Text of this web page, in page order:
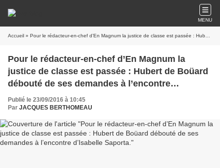
MENU
Accueil » Pour le rédacteur-en-chef d’En Magnum la justice de classe est passée : Hubert de Boüard débouté de ses demandes à l’encontre d’Isabelle Saporta.
Pour le rédacteur-en-chef d’En Magnum la
justice de classe est passée : Hubert de Boüard
débouté de ses demandes à l’encontre
d’Isabelle Saporta.
Publié le 23/09/2016 à 10:45
Par JACQUES BERTHOMEAU